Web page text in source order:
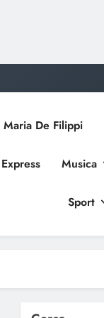
De Filippi
Musica
Sport